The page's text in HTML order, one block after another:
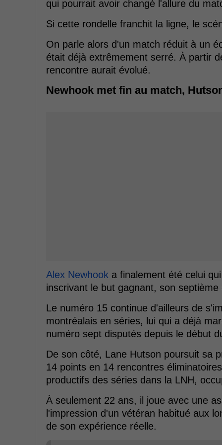
qui pourrait avoir changé l'allure du
Si cette rondelle franchit la ligne, le
On parle alors d'un match réduit à un
était déjà extrêmement serré. À partir
rencontre aurait évolué.
Newhook met fin au match,
Alex Newhook a finalement été celui
inscrivant le but gagnant, son
Le numéro 15 continue d'ailleurs de
montréalais en séries, lui qui a déjà
numéro sept disputés depuis le début
De son côté, Lane Hutson poursuit sa
14 points en 14 rencontres
productifs des séries dans la LNH,
À seulement 22 ans, il joue avec une
l'impression d'un vétéran habitué aux
de son expérience réelle.